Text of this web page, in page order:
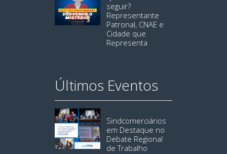
seguir?
Representante
Patronal, CNAE e
Cidade que
Representa
Últimos Eventos
Sindcomerciários
em Destaque no
Debate Regional
de Trabalho